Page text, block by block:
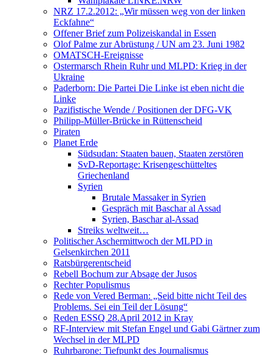
NRZ 17.2.2012: „Wir müssen weg von der linken
Eckfahne“
Offener Brief zum Polizeiskandal in Essen
Olof Palme zur Abrüstung / UN am 23. Juni 1982
OMATSCH-Ereignisse
Ostermarsch Rhein Ruhr und MLPD: Krieg in der
Ukraine
Paderborn: Die Partei Die Linke ist eben nicht die
Linke
Pazifistische Wende / Positionen der DFG-VK
Philipp-Müller-Brücke in Rüttenscheid
Piraten
Planet Erde
Südsudan: Staaten bauen, Staaten zerstören
SvD-Reportage: Krisengeschütteltes
Griechenland
Syrien
Brutale Massaker in Syrien
Gespräch mit Baschar al Assad
Syrien, Baschar al-Assad
Streiks weltweit…
Politischer Aschermittwoch der MLPD in
Gelsenkirchen 2011
Ratsbürgerentscheid
Rebell Bochum zur Absage der Jusos
Rechter Populismus
Rede von Vered Berman: „Seid bitte nicht Teil des
Problems. Sei ein Teil der Lösung“
Reden ESSQ 28.April 2012 in Kray
RF-Interview mit Stefan Engel und Gabi Gärtner zum
Wechsel in der MLPD
Ruhrbarone: Tiefpunkt des Journalismus